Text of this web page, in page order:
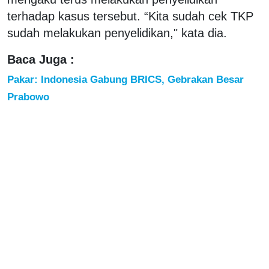
terhadap kasus tersebut. “Kita sudah cek TKP
sudah melakukan penyelidikan," kata dia.
Baca Juga :
Pakar: Indonesia Gabung BRICS, Gebrakan Besar
Prabowo